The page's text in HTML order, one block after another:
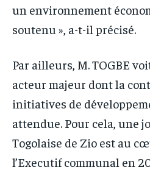
un environnement
soutenu », a-t-il précisé.
Par ailleurs, M. TOGBE
acteur majeur dont la
initiatives de
attendue. Pour cela, une
Togolaise de Zio est au
l’Executif communal en